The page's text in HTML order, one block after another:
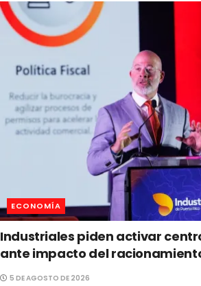
ECONOMÍA
Industriales piden activar
ante impacto del
5 DE AGOSTO DE 2026